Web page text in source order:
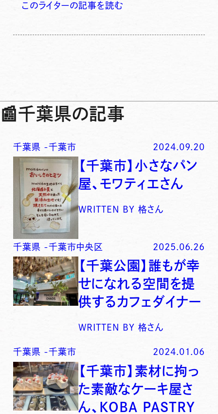
このライターの記事を読む
📰千葉県の記事
千葉県 -千葉市 2024.09.20
【千葉市】小さなパン
屋、モワティエさん
WRITTEN BY 格さん
千葉県 -千葉市中央区 2025.06.26
【千葉公園】誰もが幸
せになれる空間を提
供するカフェダイナー
WRITTEN BY 格さん
千葉県 -千葉市 2024.01.06
【千葉市】素材に拘っ
た素敵なケーキ屋さ
ん、KOBA PASTRY